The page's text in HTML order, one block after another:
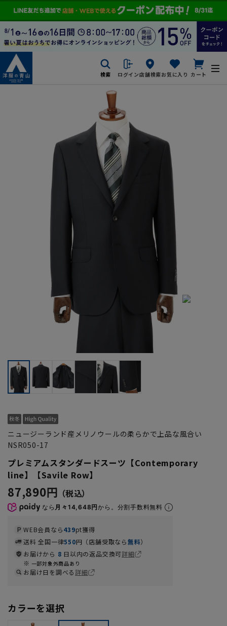
検索 ログイン店舗検索お気に入り カート
ニュージーランド産メリノウールの柔らかで上品な風合い
NSR050-17
プレミアムスタンダードスーツ【Contemporary
line】【Savile Row】
87,890円
なら 月々14,648円から。分割手数料無料
WEB会員なら439pt獲得
送料 全国一律550円（店舗受取なら無料）
お届けから 8 日以内の返品交換可詳細
一部対象外商品あり
お届け日を調べる詳細
カラーを選択